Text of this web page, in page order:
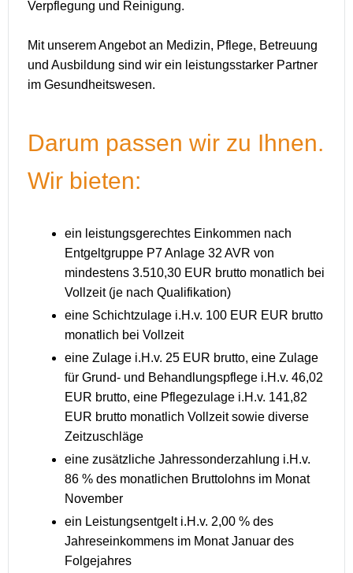
Verpflegung und Reinigung.
Mit unserem Angebot an Medizin, Pflege, Betreuung
und Ausbildung sind wir ein leistungsstarker Partner
im Gesundheitswesen.
Darum passen wir zu Ihnen.
Wir bieten:
ein leistungsgerechtes Einkommen nach
Entgeltgruppe P7 Anlage 32 AVR von
mindestens 3.510,30 EUR brutto monatlich bei
Vollzeit (je nach Qualifikation)
eine Schichtzulage i.H.v. 100 EUR EUR brutto
monatlich bei Vollzeit
eine Zulage i.H.v. 25 EUR brutto, eine Zulage
für Grund- und Behandlungspflege i.H.v. 46,02
EUR brutto, eine Pflegezulage i.H.v. 141,82
EUR brutto monatlich Vollzeit sowie diverse
Zeitzuschläge
eine zusätzliche Jahressonderzahlung i.H.v.
86 % des monatlichen Bruttolohns im Monat
November
ein Leistungsentgelt i.H.v. 2,00 % des
Jahreseinkommens im Monat Januar des
Folgejahres